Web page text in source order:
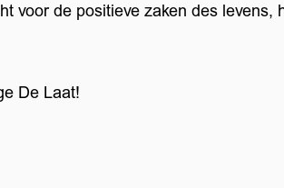
voor de positieve zaken des levens,
De Laat!